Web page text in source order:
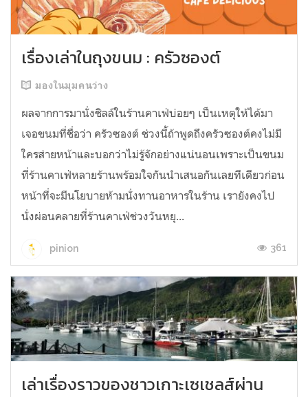
เรื่องเล่าในถุงขนม : ครัวซองต์
มองในมุมคนว่าง
ผลจากการมานั่งชิลล์ในร้านคาเฟ่บ่อยๆ เป็นเหตุให้ได้มา
เจอขนมที่ชื่อว่า ครัวซองต์ ช่วงนี้ถ้าพูดถึงครัวซองต์คงไม่มี
ใครส่ายหน้าและบอกว่าไม่รู้จักอย่างแน่นอนเพราะเป็นขนม
ที่ร้านคาเฟ่หลายร้านพร้อมใจกันนำเสนอกันเลยทีเดียวก่อน
หน้าที่จะมีนโยบายห้ามนั่งทานอาหารในร้าน เรายังคงไป
นั่งผ่อนคลายที่ร้านคาเฟ่ช่วงวันหยุ...
pinion 361
เล่าเรื่องราวของชาวเกาะเซเชลส์ผ่าน